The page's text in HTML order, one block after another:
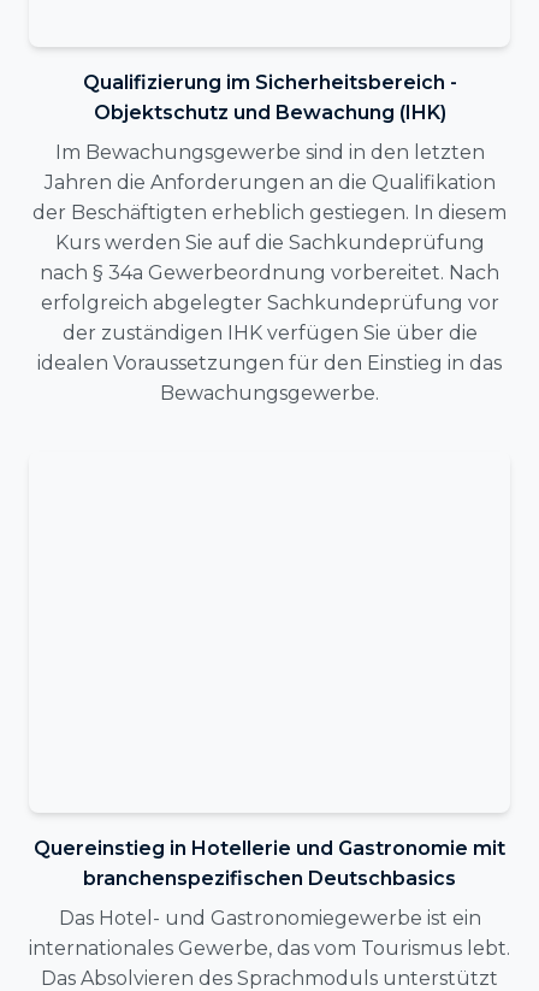
Qualifizierung im Sicherheitsbereich -
Objektschutz und Bewachung (IHK)
Im Bewachungsgewerbe sind in den letzten
Jahren die Anforderungen an die Qualifikation
der Beschäftigten erheblich gestiegen. In diesem
Kurs werden Sie auf die Sachkundeprüfung
nach § 34a Gewerbeordnung vorbereitet. Nach
erfolgreich abgelegter Sachkundeprüfung vor
der zuständigen IHK verfügen Sie über die
idealen Voraussetzungen für den Einstieg in das
Bewachungsgewerbe.
Quereinstieg in Hotellerie und Gastronomie mit
branchenspezifischen Deutschbasics
Das Hotel- und Gastronomiegewerbe ist ein
internationales Gewerbe, das vom Tourismus lebt.
Das Absolvieren des Sprachmoduls unterstützt